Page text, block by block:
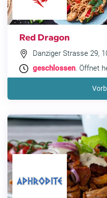
Red Dragon
Danziger Strasse 29,
geschlossen. Öffnet